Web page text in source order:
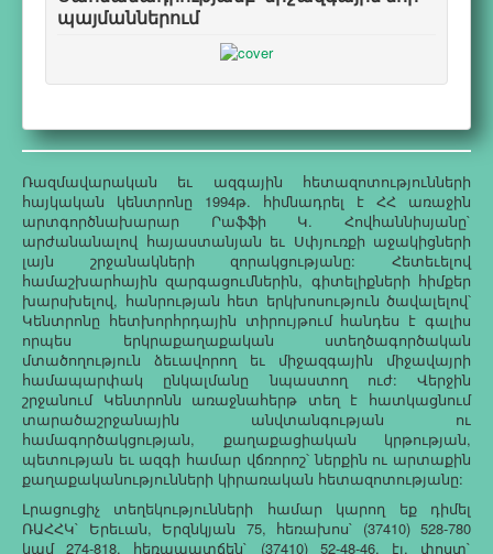
պայմաններում
Ռազմավարական եւ ազգային հետազոտությունների
հայկական կենտրոնը 1994թ. հիմնադրել է ՀՀ առաջին
արտգործնախարար Րաֆֆի Կ. Հովհաննիսյանը`
արժանանալով հայաստանյան եւ Սփյուռքի աջակիցների
լայն շրջանակների զորակցությանը: Հետեւելով
համաշխարհային զարգացումներին, գիտելիքների հիմքեր
խարսխելով, հանրության հետ երկխոսություն ծավալելով՝
Կենտրոնը հետխորհրդային տիրույթում հանդես է գալիս
որպես երկրաքաղաքական ստեղծագործական
մտածողություն ձեւավորող եւ միջազգային միջավայրի
համապարփակ ընկալմանը նպաստող ուժ: Վերջին
շրջանում Կենտրոնն առաջնահերթ տեղ է հատկացնում
տարածաշրջանային անվտանգության ու
համագործակցության, քաղաքացիական կրթության,
պետության եւ ազգի համար վճռորոշ՝ ներքին ու արտաքին
քաղաքականությունների կիրառական հետազոտությանը:
Լրացուցիչ տեղեկությունների համար կարող եք դիմել
ՌԱՀՀԿ` Երեւան, Երզնկյան 75, հեռախոս` (37410) 528-780
կամ 274-818, հեռապատճեն` (37410) 52-48-46, էլ. փոստ`